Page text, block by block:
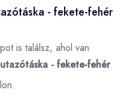
- fekete-fehér
is találsz, ahol van
- fekete-fehér